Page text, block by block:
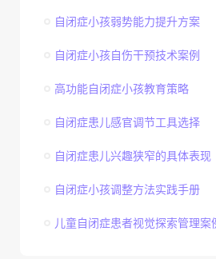
自闭症小孩弱势能力提升方案
自闭症小孩自伤干预技术案例
高功能自闭症小孩教育策略
自闭症患儿感官调节工具选择
自闭症患儿兴趣狭窄的具体表现
自闭症小孩调整方法实践手册
儿童自闭症患者视觉探索管理案